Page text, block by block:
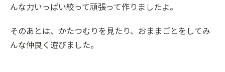
んな力いっぱい絞って頑張って作りましたよ。
そのあとは、かたつむりを見たり、おままごとをしてみ
んな仲良く遊びました。